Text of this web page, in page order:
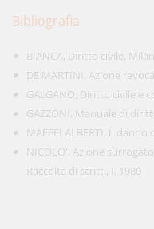
Bibliografia
BIANCA, Diritto civile,
DE MARTINI, Azione
GALGANO, Diritto civile e
GAZZONI, Manuale di
MAFFEI ALBERTI, Il
NICOLO', Azione
Raccolta di scritti, I, 1980